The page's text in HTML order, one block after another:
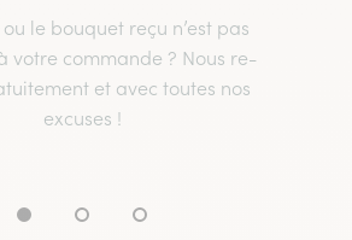
le bouquet reçu n’est pas
votre commande ? Nous re-
et avec toutes nos
excuses !